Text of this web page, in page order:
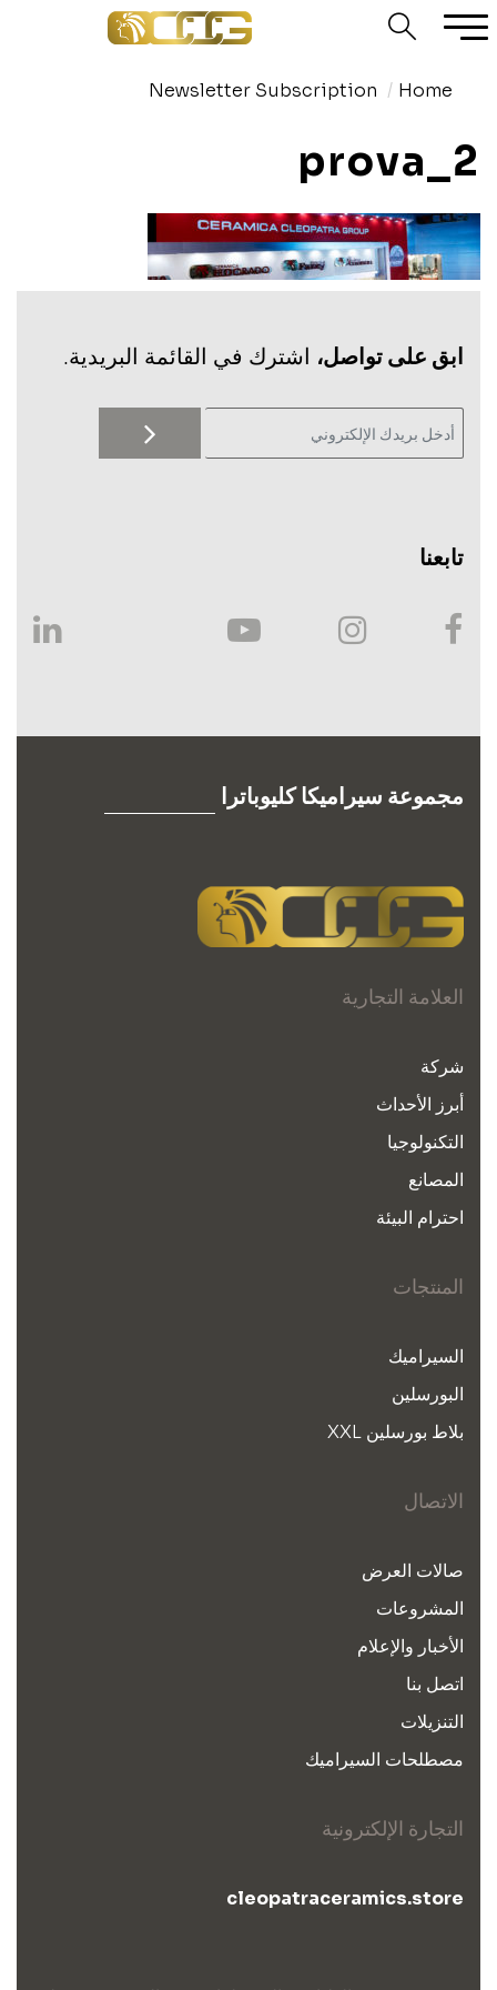
Home
Newsletter Subscription
prova_2
‫ابق على تواصل، اشترك في القائمة البريدية.
تابعنا
مجموعة سيراميكا كليوباترا
العلامة التجارية
شركة
أبرز الأحداث
التكنولوجيا
المصانع
احترام البيئة
المنتجات
السيراميك
البورسلين
بلاط بورسلين XXL
الاتصال
صالات العرض
المشروعات
الأخبار والإعلام
اتصل بنا
التنزيلات
مصطلحات السيراميك
التجارة الإلكترونية
cleopatraceramics.store